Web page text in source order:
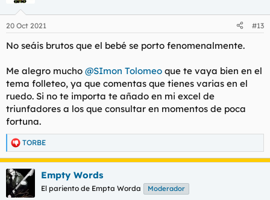
e
:
20 Oct 2021 #13
No seáis brutos que el bebé se porto fenomenalmente.
Me alegro mucho @SImon Tolomeo que te vaya bien en el
tema folleteo, ya que comentas que tienes varias en el
ruedo. Si no te importa te añado en mi excel de
triunfadores a los que consultar en momentos de poca
fortuna.
R
e
a
c
c
i
TORBE
Empty Words
El pariento de Empta Worda Moderador